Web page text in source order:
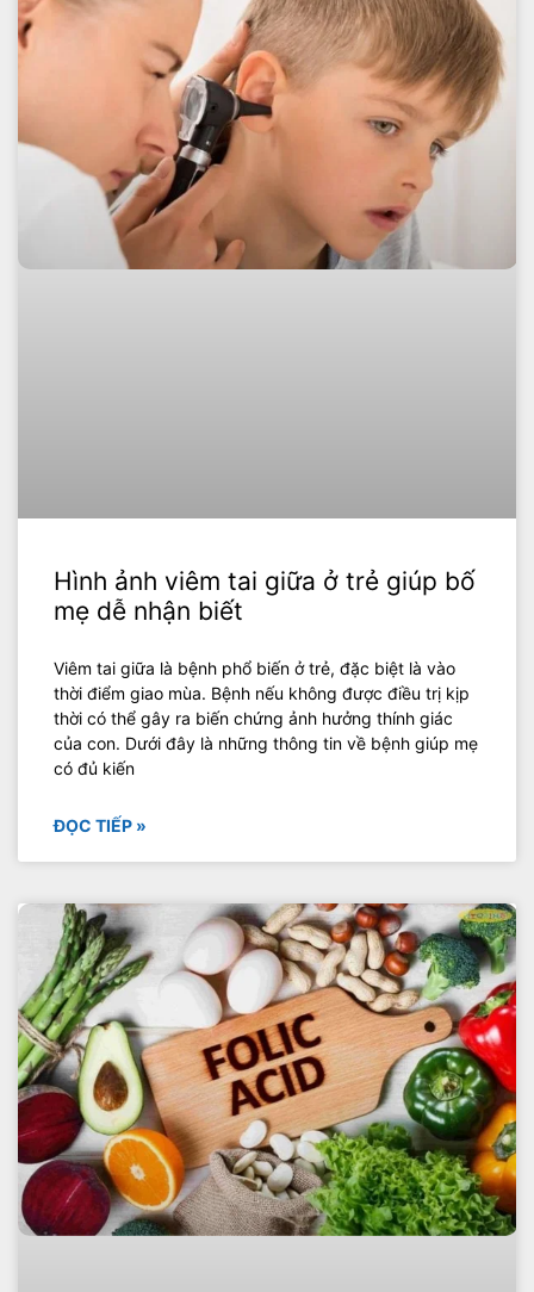
Hình ảnh viêm tai giữa ở trẻ giúp bố
mẹ dễ nhận biết
Viêm tai giữa là bệnh phổ biến ở trẻ, đặc biệt là vào
thời điểm giao mùa. Bệnh nếu không được điều trị kịp
thời có thể gây ra biến chứng ảnh hưởng thính giác
của con. Dưới đây là những thông tin về bệnh giúp mẹ
có đủ kiến
ĐỌC TIẾP »